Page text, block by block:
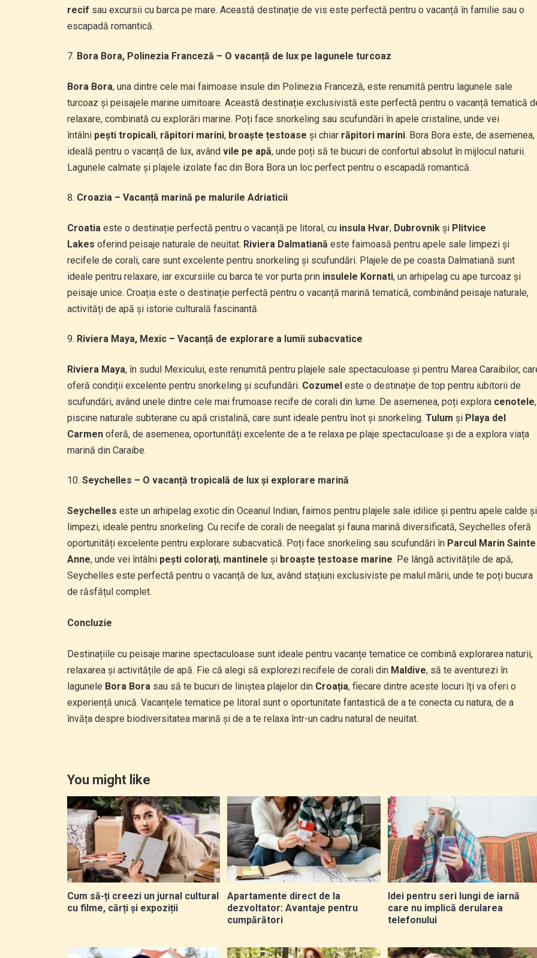
recif sau excursii cu barca pe mare. Această destinație de vis este perfectă pentru o vacanță în familie sau o
escapadă romantică.
Bora Bora, Polinezia Franceză – O vacanță de lux pe lagunele turcoaz
Bora Bora, una dintre cele mai faimoase insule din Polinezia Franceză, este renumită pentru lagunele sale
turcoaz și peisajele marine uimitoare. Această destinație exclusivistă este perfectă pentru o vacanță tematică
relaxare, combinată cu explorări marine. Poți face snorkeling sau scufundări în apele cristaline, unde vei
întâlni pești tropicali, răpitori marini, broaște țestoase și chiar răpitori marini. Bora Bora este, de asemenea,
ideală pentru o vacanță de lux, având vile pe apă, unde poți să te bucuri de confortul absolut în mijlocul naturii.
Lagunele calmate și plajele izolate fac din Bora Bora un loc perfect pentru o escapadă romantică.
Croazia – Vacanță marină pe malurile Adriaticii
Croatia este o destinație perfectă pentru o vacanță pe litoral, cu insula Hvar, Dubrovnik și Plitvice
Lakes oferind peisaje naturale de neuitat. Riviera Dalmatiană este faimoasă pentru apele sale limpezi și
recifele de corali, care sunt excelente pentru snorkeling și scufundări. Plajele de pe coasta Dalmatiană sunt
ideale pentru relaxare, iar excursiile cu barca te vor purta prin insulele Kornati, un arhipelag cu ape turcoaz și
peisaje unice. Croația este o destinație perfectă pentru o vacanță marină tematică, combinând peisaje naturale,
activități de apă și istorie culturală fascinantă.
Riviera Maya, Mexic – Vacanță de explorare a lumii subacvatice
Riviera Maya, în sudul Mexicului, este renumită pentru plajele sale spectaculoase și pentru Marea Caraibilor,
oferă condiții excelente pentru snorkeling și scufundări. Cozumel este o destinație de top pentru iubitorii de
scufundări, având unele dintre cele mai frumoase recife de corali din lume. De asemenea, poți explora cenotele,
piscine naturale subterane cu apă cristalină, care sunt ideale pentru înot și snorkeling. Tulum și Playa del
Carmen oferă, de asemenea, oportunități excelente de a te relaxa pe plaje spectaculoase și de a explora viața
marină din Caraibe.
Seychelles – O vacanță tropicală de lux și explorare marină
Seychelles este un arhipelag exotic din Oceanul Indian, faimos pentru plajele sale idilice și pentru apele calde și
limpezi, ideale pentru snorkeling. Cu recife de corali de neegalat și fauna marină diversificată, Seychelles oferă
oportunități excelente pentru explorare subacvatică. Poți face snorkeling sau scufundări în Parcul Marin Sainte
Anne, unde vei întâlni pești colorați, mantinele și broaște țestoase marine. Pe lângă activitățile de apă,
Seychelles este perfectă pentru o vacanță de lux, având stațiuni exclusiviste pe malul mării, unde te poți bucura
de răsfățul complet.
Concluzie
Destinațiile cu peisaje marine spectaculoase sunt ideale pentru vacanțe tematice ce combină explorarea naturii,
relaxarea și activitățile de apă. Fie că alegi să explorezi recifele de corali din Maldive, să te aventurezi în
lagunele Bora Bora sau să te bucuri de liniștea plajelor din Croația, fiecare dintre aceste locuri îți va oferi o
experiență unică. Vacanțele tematice pe litoral sunt o oportunitate fantastică de a te conecta cu natura, de a
învăța despre biodiversitatea marină și de a te relaxa într-un cadru natural de neuitat.
You might like
Cum să-ți creezi un jurnal cultural
cu filme, cărți și expoziții
Apartamente direct de la
dezvoltator: Avantaje pentru
cumpărători
Idei pentru seri lungi de iarnă
care nu implică derularea
telefonului